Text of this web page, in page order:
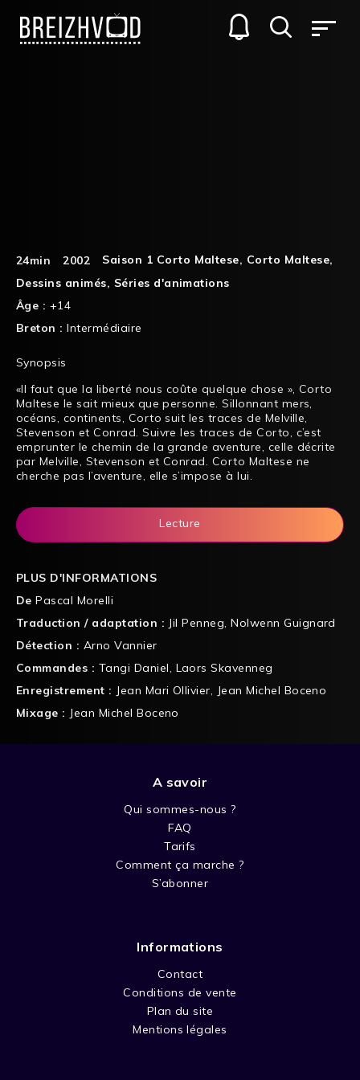
24min 2002 Saison 1 Corto Maltese, Corto Maltese,
Dessins animés, Séries d'animations
Âge : +14
Breton :Intermédiaire
Synopsis
«Il faut que la liberté nous coûte quelque chose », Corto
Maltese le sait mieux que personne. Sillonnant mers,
océans, continents, Corto suit les traces de Melville,
Stevenson et Conrad. Suivre les traces de Corto, c’est
emprunter le chemin de la grande aventure, celle décrite
par Melville, Stevenson et Conrad. Corto Maltese ne
cherche pas l’aventure, elle s’impose à lui.
Lecture
PLUS D'INFORMATIONS
De Pascal Morelli
Traduction / adaptation : Jil Penneg,Nolwenn Guignard
Détection : Arno Vannier
Commandes : Tangi Daniel, Laors Skavenneg
Enregistrement : Jean Mari Ollivier, Jean Michel Boceno
Mixage : Jean Michel Boceno
A savoir
Qui sommes-nous ?
FAQ
Tarifs
Comment ça marche ?
S’abonner
Informations
Contact
Conditions de vente
Plan du site
Mentions légales